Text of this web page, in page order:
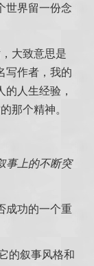
世界留一份念
大致意思是
写作者，我的
人生经验，
那个精神。
事上的不断突
成功的一个重
的叙事风格和